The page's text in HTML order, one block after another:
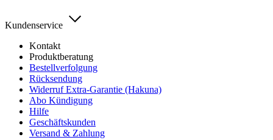
Kundenservice
Kontakt
Produktberatung
Bestellverfolgung
Rücksendung
Widerruf Extra-Garantie (Hakuna)
Abo Kündigung
Hilfe
Geschäftskunden
Versand & Zahlung